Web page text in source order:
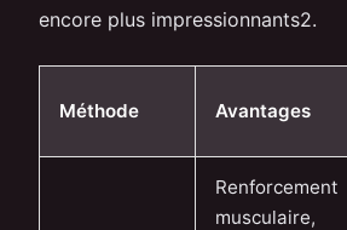
encore plus impressionnants2.
Méthode Avantages
Renforcement
musculaire,